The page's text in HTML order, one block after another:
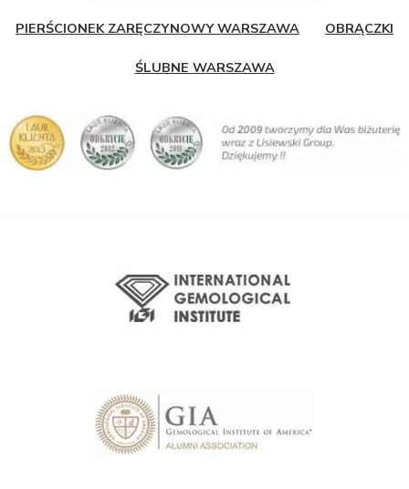
PIERŚCIONEK ZARĘCZYNOWY WARSZAWA OBRĄCZKI
ŚLUBNE WARSZAWA